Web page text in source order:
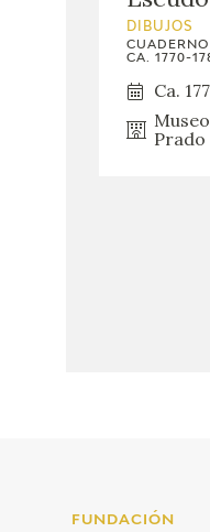
DIBUJOS
CA. 1770-
Ca.
Prado
FUNDACIÓN